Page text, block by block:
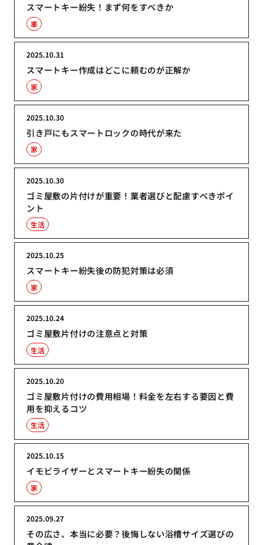
スマートキー紛失！まず何をすべきか
車
スマートキー作成はどこに頼むのが正解か
2025.10.31
家
引き戸にもスマートロックの時代が来た
2025.10.30
家
ゴミ屋敷の片付けが重要！業者選びと配慮すべきポイ
ント
2025.10.30
生活
スマートキー紛失後の防犯対策は必須
2025.10.25
家
ゴミ屋敷片付けの注意点と対策
2025.10.24
生活
ゴミ屋敷片付けの費用相場！料金を左右する要因と費
用を抑えるコツ
2025.10.20
生活
イモビライザーとスマートキー紛失の関係
2025.10.15
家
その広さ、本当に必要？後悔しない浴槽サイズ選びの
2025.09.27